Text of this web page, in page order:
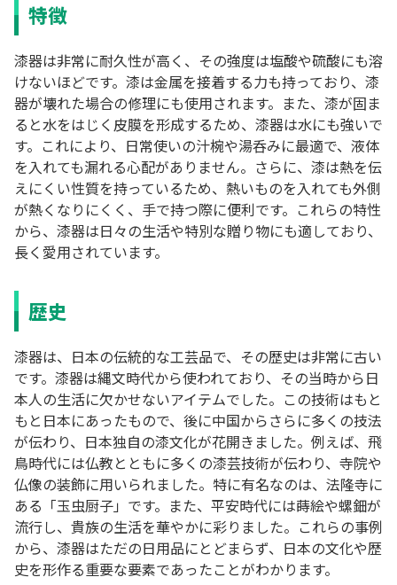
特徴
漆器は非常に耐久性が高く、その強度は塩酸や硫酸にも溶
けないほどです。漆は金属を接着する力も持っており、漆
器が壊れた場合の修理にも使用されます。また、漆が固ま
ると水をはじく皮膜を形成するため、漆器は水にも強いで
す。これにより、日常使いの汁椀や湯呑みに最適で、液体
を入れても漏れる心配がありません。さらに、漆は熱を伝
えにくい性質を持っているため、熱いものを入れても外側
が熱くなりにくく、手で持つ際に便利です。これらの特性
から、漆器は日々の生活や特別な贈り物にも適しており、
長く愛用されています。
歴史
漆器は、日本の伝統的な工芸品で、その歴史は非常に古い
です。漆器は縄文時代から使われており、その当時から日
本人の生活に欠かせないアイテムでした。この技術はもと
もと日本にあったもので、後に中国からさらに多くの技法
が伝わり、日本独自の漆文化が花開きました。例えば、飛
鳥時代には仏教とともに多くの漆芸技術が伝わり、寺院や
仏像の装飾に用いられました。特に有名なのは、法隆寺に
ある「玉虫厨子」です。また、平安時代には蒔絵や螺鈿が
流行し、貴族の生活を華やかに彩りました。これらの事例
から、漆器はただの日用品にとどまらず、日本の文化や歴
史を形作る重要な要素であったことがわかります。